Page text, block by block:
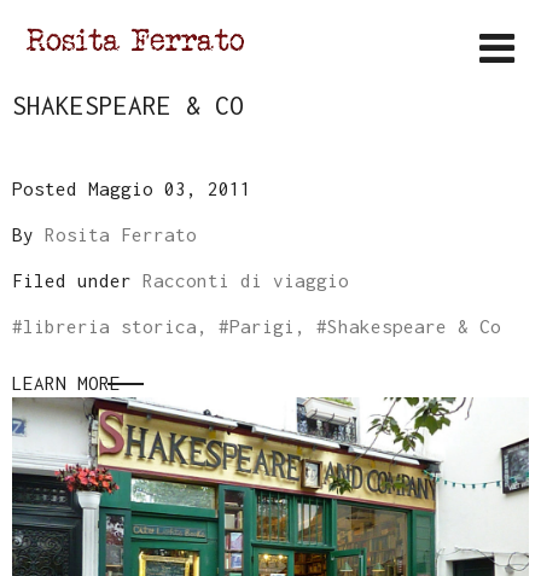
SHAKESPEARE & CO
Posted Maggio 03, 2011
By Rosita Ferrato
Filed under Racconti di viaggio
#libreria storica , #Parigi , #Shakespeare & Co
LEARN MORE